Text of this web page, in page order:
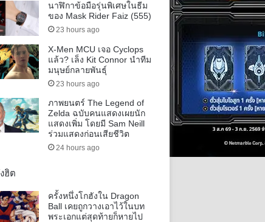
นาฬิกาข้อมือรุ่นพิเศษในธีม
ของ Mask Rider Faiz (555)
23 hours ago
X-Men MCU เจอ Cyclops
แล้ว? เล็ง Kit Connor นำทีม
มนุษย์กลายพันธุ์
23 hours ago
ภาพยนตร์ The Legend of
Zelda ฉบับคนแสดงเผยนัก
แสดงเพิ่ม โดยมี Sam Neill
ร่วมแสดงก่อนเสียชีวิต
24 hours ago
ฮิต
ครั้งหนึ่งโกฮังใน Dragon
Ball เคยถูกวางเอาไว้ในบท
พระเอกแต่สุดท้ายก็หายไป